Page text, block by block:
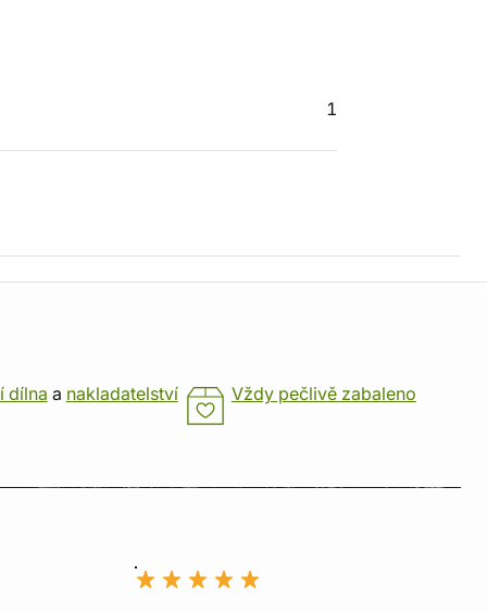
1
dílna a nakladatelství Vždy pečlivě zabaleno